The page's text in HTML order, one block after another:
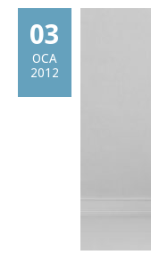
03
OCA
2012